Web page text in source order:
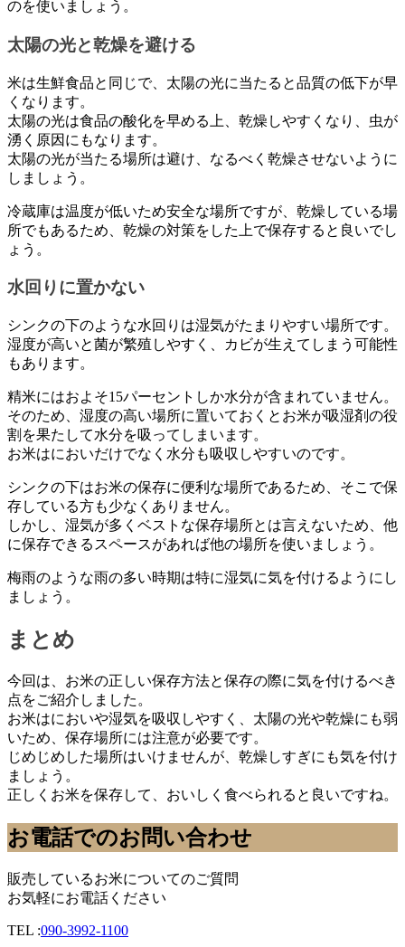
のを使いましょう。
太陽の光と乾燥を避ける
米は生鮮食品と同じで、太陽の光に当たると品質の低下が早
くなります。
太陽の光は食品の酸化を早める上、乾燥しやすくなり、虫が
湧く原因にもなります。
太陽の光が当たる場所は避け、なるべく乾燥させないように
しましょう。
冷蔵庫は温度が低いため安全な場所ですが、乾燥している場
所でもあるため、乾燥の対策をした上で保存すると良いでし
ょう。
水回りに置かない
シンクの下のような水回りは湿気がたまりやすい場所です。
湿度が高いと菌が繁殖しやすく、カビが生えてしまう可能性
もあります。
精米にはおよそ15パーセントしか水分が含まれていません。
そのため、湿度の高い場所に置いておくとお米が吸湿剤の役
割を果たして水分を吸ってしまいます。
お米はにおいだけでなく水分も吸収しやすいのです。
シンクの下はお米の保存に便利な場所であるため、そこで保
存している方も少なくありません。
しかし、湿気が多くベストな保存場所とは言えないため、他
に保存できるスペースがあれば他の場所を使いましょう。
梅雨のような雨の多い時期は特に湿気に気を付けるようにし
ましょう。
まとめ
今回は、お米の正しい保存方法と保存の際に気を付けるべき
点をご紹介しました。
お米はにおいや湿気を吸収しやすく、太陽の光や乾燥にも弱
いため、保存場所には注意が必要です。
じめじめした場所はいけませんが、乾燥しすぎにも気を付け
ましょう。
正しくお米を保存して、おいしく食べられると良いですね。
お電話でのお問い合わせ
販売しているお米についてのご質問
お気軽にお電話ください
TEL :090-3992-1100